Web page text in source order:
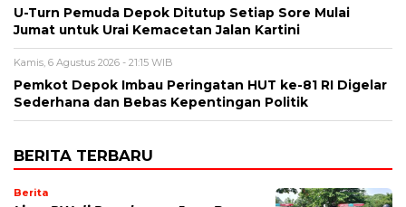
U-Turn Pemuda Depok Ditutup Setiap Sore Mulai
Jumat untuk Urai Kemacetan Jalan Kartini
Kamis, 6 Agustus 2026 - 21:15 WIB
Pemkot Depok Imbau Peringatan HUT ke-81 RI Digelar
Sederhana dan Bebas Kepentingan Politik
BERITA TERBARU
Berita